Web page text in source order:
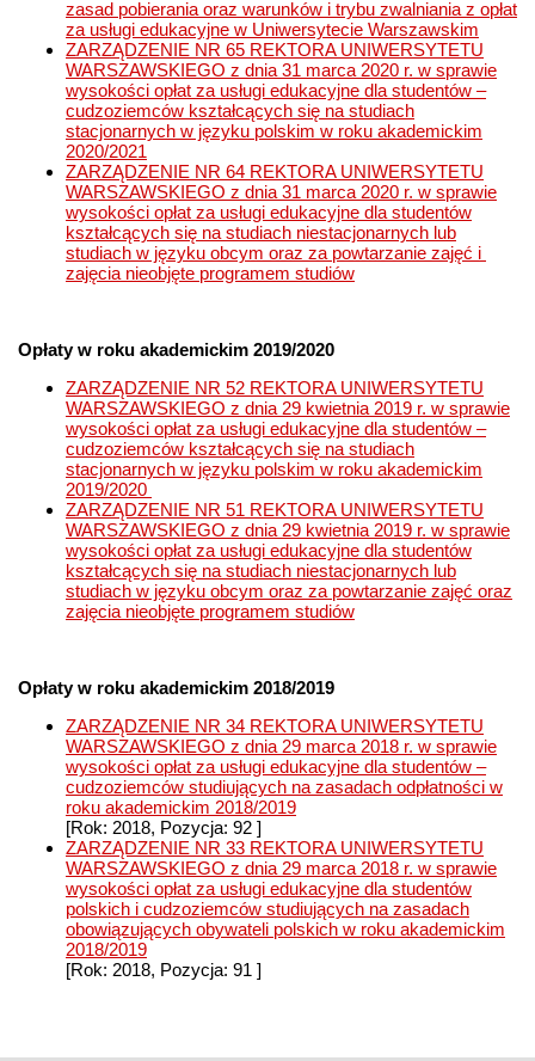
zasad pobierania oraz warunków i trybu zwalniania z opłat
za usługi edukacyjne w Uniwersytecie Warszawskim
ZARZĄDZENIE NR 65 REKTORA UNIWERSYTETU
WARSZAWSKIEGO z dnia 31 marca 2020 r. w sprawie
wysokości opłat za usługi edukacyjne dla studentów –
cudzoziemców kształcących się na studiach
stacjonarnych w języku polskim w roku akademickim
2020/2021
ZARZĄDZENIE NR 64 REKTORA UNIWERSYTETU
WARSZAWSKIEGO z dnia 31 marca 2020 r. w sprawie
wysokości opłat za usługi edukacyjne dla studentów
kształcących się na studiach niestacjonarnych lub
studiach w języku obcym oraz za powtarzanie zajęć i
zajęcia nieobjęte programem studiów
Opłaty w roku akademickim 2019/2020
ZARZĄDZENIE NR 52 REKTORA UNIWERSYTETU
WARSZAWSKIEGO z dnia 29 kwietnia 2019 r. w sprawie
wysokości opłat za usługi edukacyjne dla studentów –
cudzoziemców kształcących się na studiach
stacjonarnych w języku polskim w roku akademickim
2019/2020
ZARZĄDZENIE NR 51 REKTORA UNIWERSYTETU
WARSZAWSKIEGO z dnia 29 kwietnia 2019 r. w sprawie
wysokości opłat za usługi edukacyjne dla studentów
kształcących się na studiach niestacjonarnych lub
studiach w języku obcym oraz za powtarzanie zajęć oraz
zajęcia nieobjęte programem studiów
Opłaty w roku akademickim 2018/2019
ZARZĄDZENIE NR 34 REKTORA UNIWERSYTETU
WARSZAWSKIEGO z dnia 29 marca 2018 r. w sprawie
wysokości opłat za usługi edukacyjne dla studentów –
cudzoziemców studiujących na zasadach odpłatności w
roku akademickim 2018/2019
[Rok: 2018, Pozycja: 92 ]
ZARZĄDZENIE NR 33 REKTORA UNIWERSYTETU
WARSZAWSKIEGO z dnia 29 marca 2018 r. w sprawie
wysokości opłat za usługi edukacyjne dla studentów
polskich i cudzoziemców studiujących na zasadach
obowiązujących obywateli polskich w roku akademickim
2018/2019
[Rok: 2018, Pozycja: 91 ]